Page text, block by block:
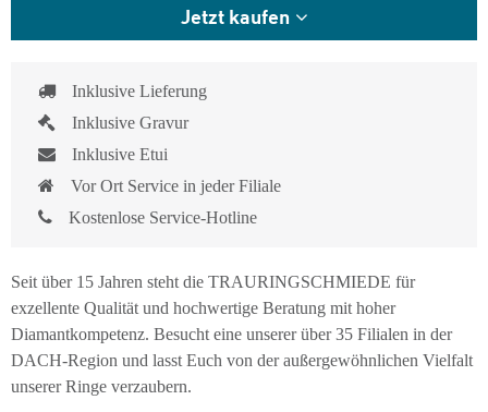
Jetzt kaufen
Inklusive Lieferung
Inklusive Gravur
Inklusive Etui
Vor Ort Service in jeder Filiale
Kostenlose Service-Hotline
Seit über 15 Jahren steht die TRAURINGSCHMIEDE für
exzellente Qualität und hochwertige Beratung mit hoher
Diamantkompetenz. Besucht eine unserer über 35 Filialen in der
DACH-Region und lasst Euch von der außergewöhnlichen Vielfalt
unserer Ringe verzaubern.